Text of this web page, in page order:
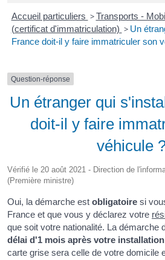
Accueil particuliers > Transports -
(certificat d'immatriculation) > Un
France doit-il y faire immatriculer son
Question-réponse
Un étranger qui
doit-il y faire
véhicule
Vérifié le 20 août 2021 - Direction de
(Première ministre)
Oui, la démarche est obligatoire si
France et que vous y déclarez votre
que soit votre nationalité. La démarche
délai d'1 mois après votre installation
carte grise sera celle de votre domicile